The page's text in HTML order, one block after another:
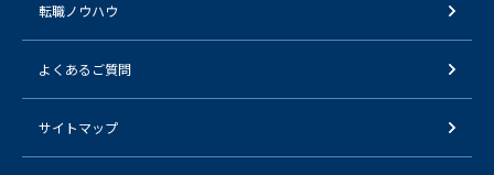
転職ノウハウ
よくあるご質問
サイトマップ